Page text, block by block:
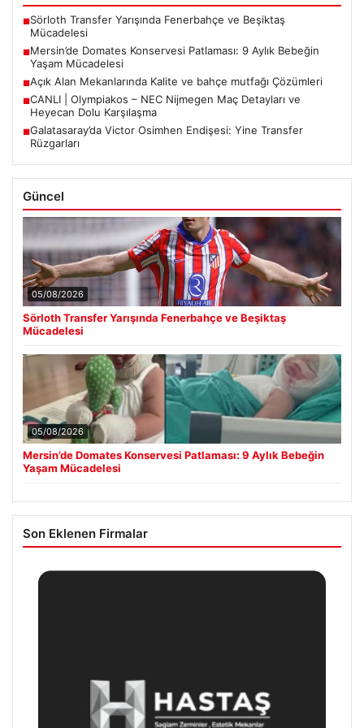
■Sörloth Transfer Yarışında Fenerbahçe ve Beşiktaş
Mücadelesi
■Mersin’de Domates Konservesi Patlaması: 9 Aylık Bebeğin
Yaşam Mücadelesi
■Açık Alan Mekanlarında Kalite ve bahçe mutfağı Çözümleri
■CANLI | Olympiakos – NEC Nijmegen Maç Detayları ve
Heyecan Dolu Karşılaşma
■Galatasaray’da Victor Osimhen Endişesi: Yine Transfer
Rüzgarları
Güncel
05/08/2026
Sörloth Transfer Yarışında Fenerbahçe ve Beşiktaş
Mücadelesi
05/08/2026
Mersin’de Domates Konservesi Patlaması: 9 Aylık Bebeğin
Yaşam Mücadelesi
Son Eklenen Firmalar